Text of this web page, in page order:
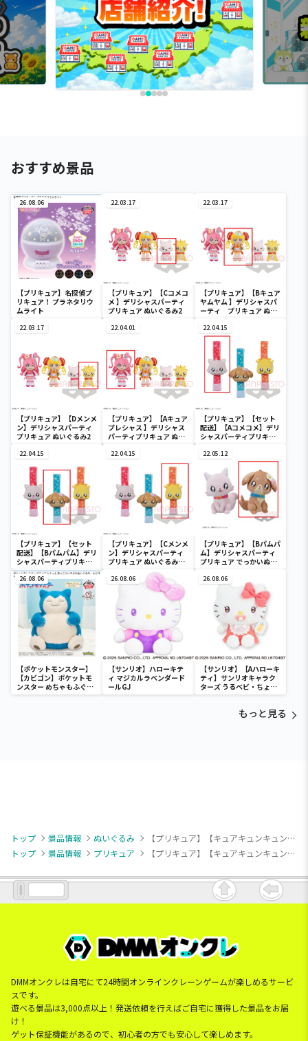
おすすめ景品
26.08.06
【プリキュア】名探偵プ
リキュア！ プラネタリウ
ムライト
22.03.17
【プリキュア】【Cコメコ
メ 】デリシャスパーティ
プリキュア ぬいぐるみ2
22.03.17
【プリキュア】【Bキュア
ヤムヤム 】デリシャスパ
ーティ プリキュア ぬい
22.03.17
【プリキュア】【Dメンメ
ン】デリシャスパーティ
プリキュア ぬいぐるみ2
22.04.01
【プリキュア】【Aキュア
プレシャス 】デリシャス
パーティプリキュア ぬい
22.04.15
【プリキュア】【セット
配送】【Aコメコメ】デリ
シャスパーティプリキュ
ド
22.04.15
【プリキュア】【セット
配送】【Bパムパム】デリ
シャスパーティプリキュ
ア ぬいぐるみリストバン
ド
22.04.15
【プリキュア】【Cメンメ
ン】デリシャスパーティ
プリキュア ぬいぐるみリ
22.05.12
【プリキュア】【Bパムパ
ム】デリシャスパーティ
プリキュア でっかいぬい
26.08.06
【ポケットモンスター】
【カビゴン】ポケットモ
ンスター めちゃもふぐっ
と ほっこりいやされぬい
26.08.06
【サンリオ】ハローキテ
ィ マジカルラベンダード
ールGJ
26.08.06
【サンリオ】【Aハローキ
ティ】サンリオキャラク
ターズ うるベビ・ちょい
デカドール
もっと見る
トップ 景品情報 ぬいぐるみ
【プリキュア】【キュアキュンキュン】キミとアイドルプリキュア♪ めちゃもふぐっとぬいぐるみ～キュアキュンキュン～
トップ
景品情報 プリキュア 【プリキュア】【キュアキュンキュン】キミとアイドルプリキュア♪ めちゃもふぐっとぬいぐるみ～キュアキュンキュン～
DMMオンクレは自宅にて24時間オンラインクレーンゲームが楽しめるサービ
スです。
遊べる景品は3,000点以上！発送依頼を行えばご自宅に獲得した景品をお届
け！
ゲット保証機能があるので、初心者の方でも安心して楽しめます。